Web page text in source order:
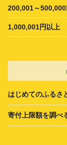
200,001～500,000
1,000,001円以上
はじめてのふるさ
寄付上限額を調べ